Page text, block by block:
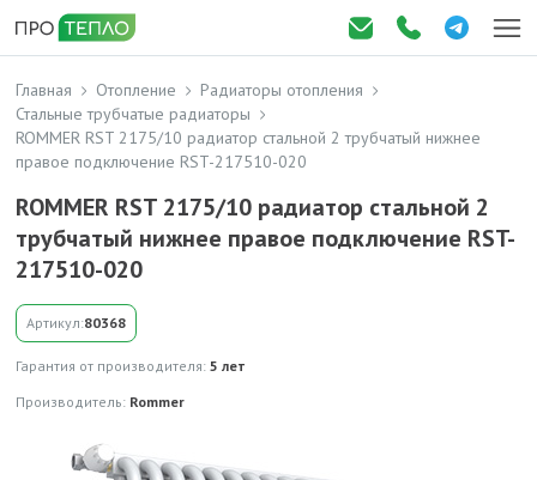
Главная Отопление
Радиаторы отопления
Стальные трубчатые радиаторы
ROMMER RST 2175/10 радиатор стальной 2 трубчатый нижнее
правое подключение RST-217510-020
ROMMER RST 2175/10 радиатор стальной 2
трубчатый нижнее правое подключение RST-
217510-020
Артикул:80368
Гарантия от производителя: 5 лет
Производитель: Rommer